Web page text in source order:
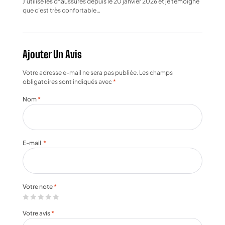
que c’est très confortable…
Ajouter Un Avis
Votre adresse e-mail ne sera pas publiée. Les champs
obligatoires sont indiqués avec*
Votre note *
Votre avis *
Nom *
E-mail *